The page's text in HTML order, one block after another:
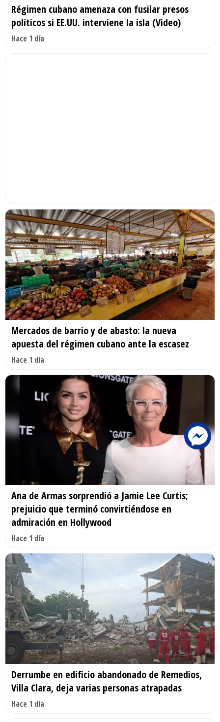
Régimen cubano amenaza con fusilar presos
políticos si EE.UU. interviene la isla (Video)
Hace 1 día
Mercados de barrio y de abasto: la nueva
apuesta del régimen cubano ante la escasez
Hace 1 día
Ana de Armas sorprendió a Jamie Lee Curtis;
prejuicio que terminó convirtiéndose en
admiración en Hollywood
Hace 1 día
Derrumbe en edificio abandonado de Remedios,
Villa Clara, deja varias personas atrapadas
Hace 1 día